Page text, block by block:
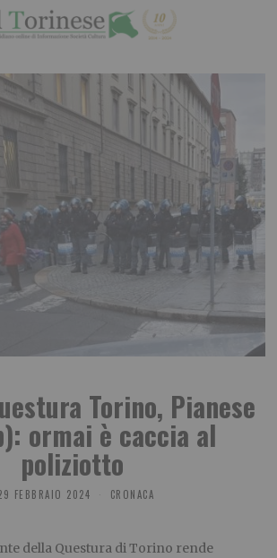
Torino, Pianese
ormai è caccia al
poliziotto
FEBBRAIO 2024 CRONACA
della Questura di Torino rende